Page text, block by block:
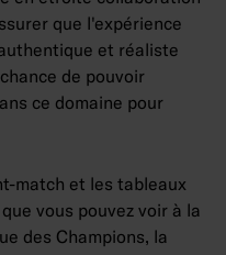
que l'expérience
et réaliste
de pouvoir
ce domaine pour
match et les tableaux
vous pouvez voir à la
des Champions, la